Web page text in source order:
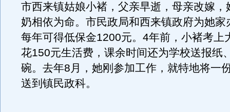
市西来镇姑娘小褚，父亲早逝，母亲改嫁，
奶相依为命。市民政局和西来镇政府为她家
每年可得低保金1200元。4年前，小褚考上
花150元生活费，课余时间还为学校送报纸
碗。去年8月，她刚参加工作，就特地将一
送到镇民政科。